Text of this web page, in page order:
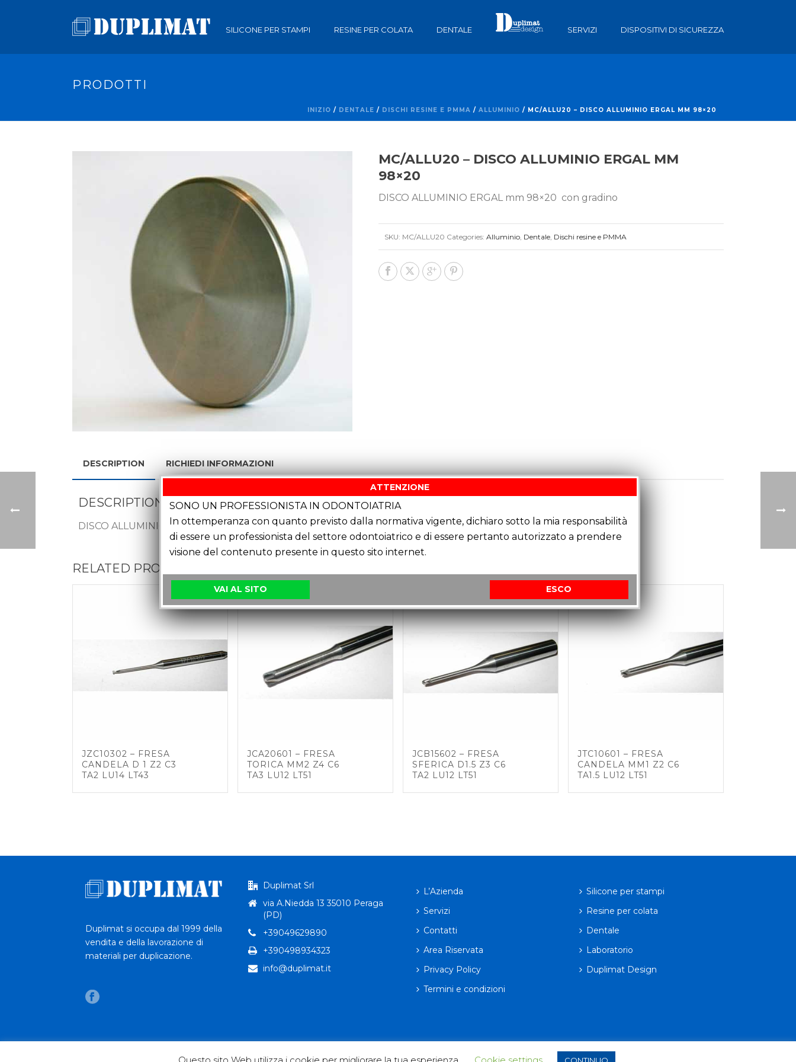
SILICONE PER STAMPI RESINE PER COLATA DENTALE SERVIZI DISPOSITIVI DI SICUREZZA
PRODOTTI
INIZIO / DENTALE / DISCHI RESINE E PMMA / ALLUMINIO / MC/ALLU20 – DISCO ALLUMINIO ERGAL MM 98×20
MC/ALLU20 – DISCO ALLUMINIO ERGAL MM
98×20
DISCO ALLUMINIO ERGAL mm 98×20 con gradino
SKU: MC/ALLU20 Categories: Alluminio, Dentale, Dischi resine e PMMA
DESCRIPTION RICHIEDI INFORMAZIONI
DESCRIPTION
DISCO ALLUMINIO ERGAL mm 98×20
RELATED PRODUCTS
JZC10302 – FRESA
CANDELA D 1 Z2 C3
TA2 LU14 LT43
JCA20601 – FRESA
TORICA MM2 Z4 C6
TA3 LU12 LT51
JCB15602 – FRESA
SFERICA D1.5 Z3 C6
TA2 LU12 LT51
JTC10601 – FRESA
CANDELA MM1 Z2 C6
TA1.5 LU12 LT51
Duplimat si occupa dal 1999 della
vendita e della lavorazione di
materiali per duplicazione.
Duplimat Srl
via A.Niedda 13 35010 Peraga
(PD)
+39049629890
+390498934323
info@duplimat.it
L’Azienda
Servizi
Contatti
Area Riservata
Privacy Policy
Termini e condizioni
Silicone per stampi
Resine per colata
Dentale
Laboratorio
Duplimat Design
ATTENZIONE
SONO UN PROFESSIONISTA IN ODONTOIATRIA
In ottemperanza con quanto previsto dalla normativa vigente, dichiaro sotto la mia responsabilità
di essere un professionista del settore odontoiatrico e di essere pertanto autorizzato a prendere
visione del contenuto presente in questo sito internet.
VAI AL SITO ESCO